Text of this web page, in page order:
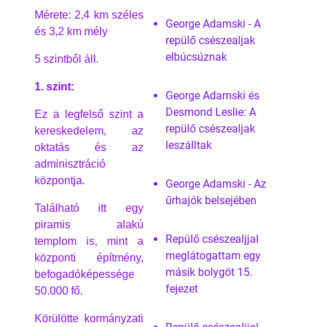
Mérete: 2,4 km széles
és 3,2 km mély
5 szintből áll.
1. szint:
Ez a legfelső szint a
kereskedelem, az
oktatás és az
adminisztráció
központja.
Található itt egy
piramis alakú
templom is, mint a
központi építmény,
befogadóképessége
50.000 fő.
Körülötte kormányzati
George Adamski - A
repülő csészealjak
elbúcsúznak
George Adamski és
Desmond Leslie: A
repülő csészealjak
leszálltak
George Adamski - Az
űrhajók belsejében
Repülő csészealjjal
meglátogattam egy
másik bolygót 15.
fejezet